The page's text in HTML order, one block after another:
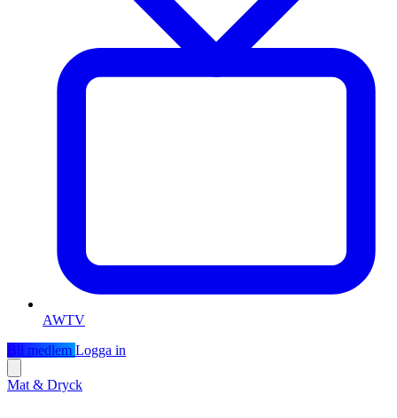
AWTV
Bli medlem Logga in
Mat & Dryck